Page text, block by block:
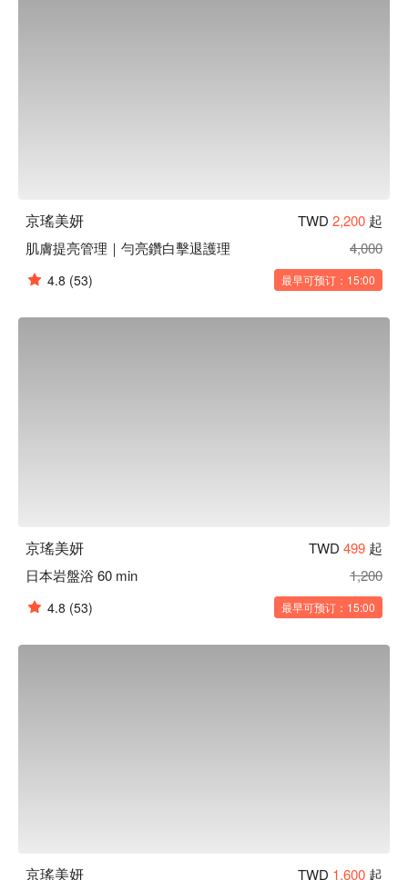
京瑤美妍 TWD 2,200 起
肌膚提亮管理｜勻亮鑽白擊退護理
4,000
4.8 (53) 最早可预订：15:00
京瑤美妍 TWD 499 起
日本岩盤浴 60 min
1,200
4.8 (53) 最早可预订：15:00
京瑤美妍 TWD 1,600 起